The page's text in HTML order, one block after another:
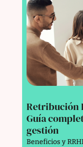
Retribución
Guía
gestión
Beneficios y